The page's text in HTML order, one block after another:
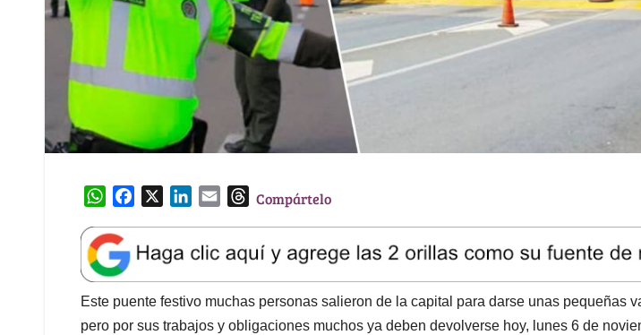
W
a
t
s
A
p
e
b
o
o
k
e
d
I
l
T
e
a
d
s
Compártelo
Este puente festivo muchas personas salieron de la capital para darse unas pequeñas
pero por sus trabajos y obligaciones muchos ya deben devolverse hoy, lunes 6 de